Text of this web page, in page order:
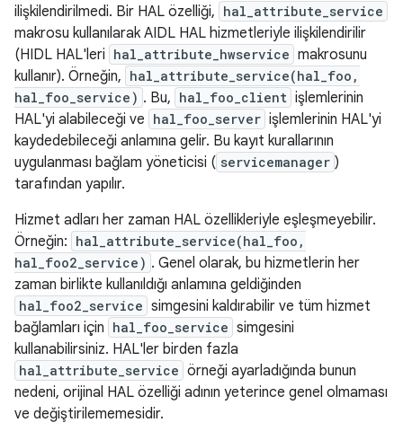
ilişkilendirilmedi. Bir HAL özelliği, hal_attribute_service
makrosu kullanılarak AIDL HAL hizmetleriyle ilişkilendirilir
(HIDL HAL'leri hal_attribute_hwservice makrosunu
kullanır). Örneğin, hal_attribute_service(hal_foo,
hal_foo_service) . Bu, hal_foo_client işlemlerinin
HAL'yi alabileceği ve hal_foo_server işlemlerinin HAL'yi
kaydedebileceği anlamına gelir. Bu kayıt kurallarının
uygulanması bağlam yöneticisi ( servicemanager )
tarafından yapılır.
Hizmet adları her zaman HAL özellikleriyle eşleşmeyebilir.
Örneğin: hal_attribute_service(hal_foo,
hal_foo2_service) . Genel olarak, bu hizmetlerin her
zaman birlikte kullanıldığı anlamına geldiğinden
hal_foo2_service simgesini kaldırabilir ve tüm hizmet
bağlamları için hal_foo_service simgesini
kullanabilirsiniz. HAL'ler birden fazla
hal_attribute_service örneği ayarladığında bunun
nedeni, orijinal HAL özelliği adının yeterince genel olmaması
ve değiştirilememesidir.